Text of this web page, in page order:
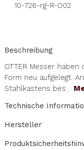
10-726-rg-R-O02
Beschreibung
OTTER Messer
Form neu aufgelegt.
Stahlkastens bes…
Technische
Hersteller